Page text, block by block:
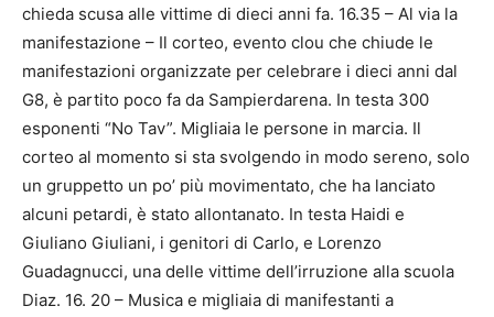
chieda scusa alle vittime di dieci anni fa. 16.35 – Al via la
manifestazione – Il corteo, evento clou che chiude le
manifestazioni organizzate per celebrare i dieci anni dal
G8, è partito poco fa da Sampierdarena. In testa 300
esponenti “No Tav”. Migliaia le persone in marcia. Il
corteo al momento si sta svolgendo in modo sereno, solo
un gruppetto un po’ più movimentato, che ha lanciato
alcuni petardi, è stato allontanato. In testa Haidi e
Giuliano Giuliani, i genitori di Carlo, e Lorenzo
Guadagnucci, una delle vittime dell’irruzione alla scuola
Diaz. 16. 20 – Musica e migliaia di manifestanti a